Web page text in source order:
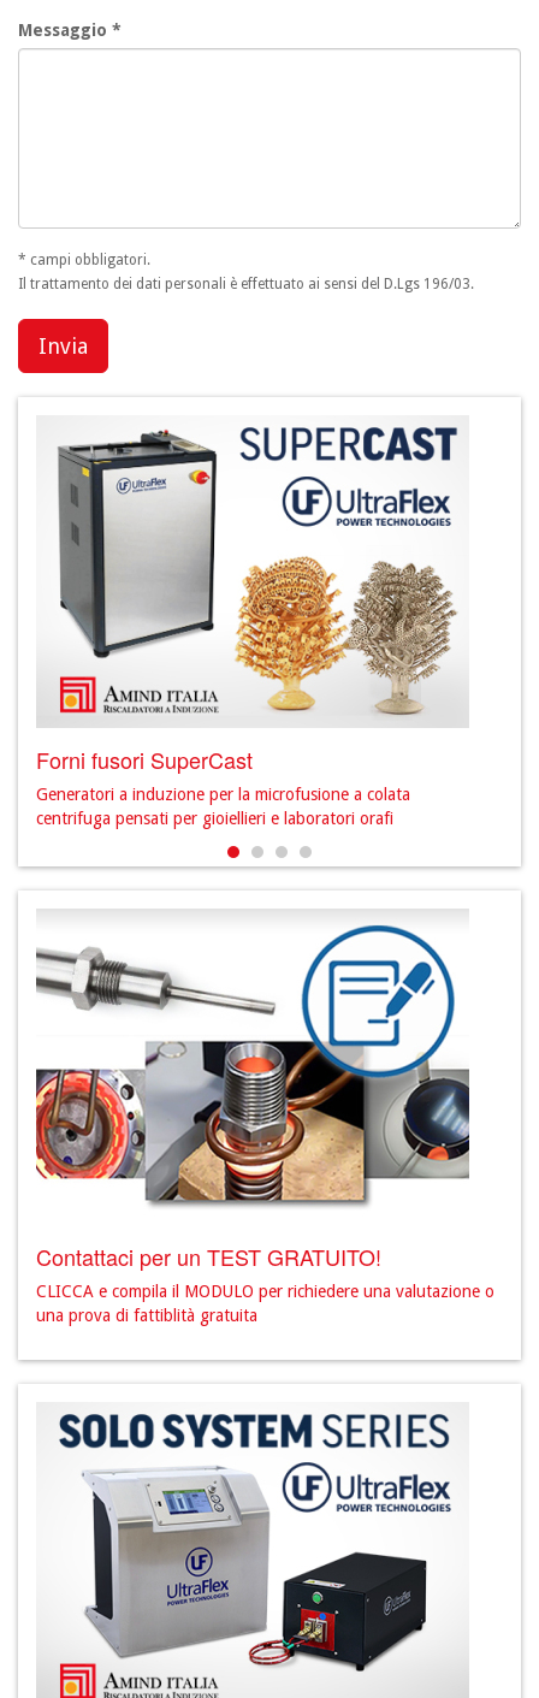
Messaggio *
* campi obbligatori.
Il trattamento dei dati personali è effettuato ai sensi del D.Lgs 196/03.
Invia
Forni fusori SuperCast
Generatori a induzione per la microfusione a colata
centrifuga pensati per gioiellieri e laboratori orafi
Contattaci per un TEST GRATUITO!
CLICCA e compila il MODULO per richiedere una valutazione o
una prova di fattiblità gratuita